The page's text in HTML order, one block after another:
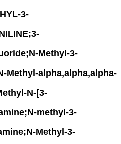
3-
Methyl-3-
Methyl-alpha,alpha,alpha-
N-[3-
methyl-3-
Methyl-3-